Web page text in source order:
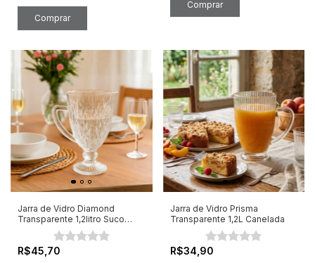
Jarra de Vidro Diamond
Transparente 1,2litro Suco
R$45,70
Jarra de Vidro Prisma
Transparente 1,2L Canelada
R$34,90